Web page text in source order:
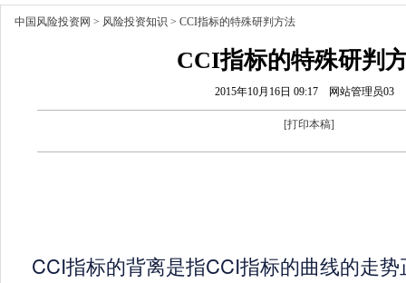
中国风险投资网 > 风险投资知识 > CCI指标的特殊研判方法
CCI指标的特殊研判
2015年10月16日 09:17 网站管理员03
[打印本稿]
CCI指标的背离是指CCI指标的曲线的走